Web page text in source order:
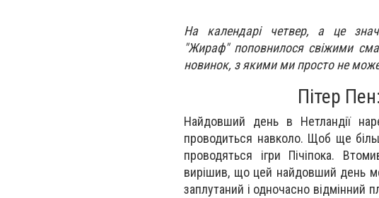
На календарі четвер, а це
"Жираф" поповнилося свіжими
новинок, з якими ми просто не
Пітер
Найдовший день в Нетландії
проводиться навколо. Щоб ще
проводяться ігри Пічіпока.
вирішив, що цей найдовший день
заплутаний і одночасно відмінний